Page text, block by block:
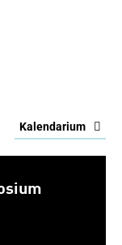
Kalendarium